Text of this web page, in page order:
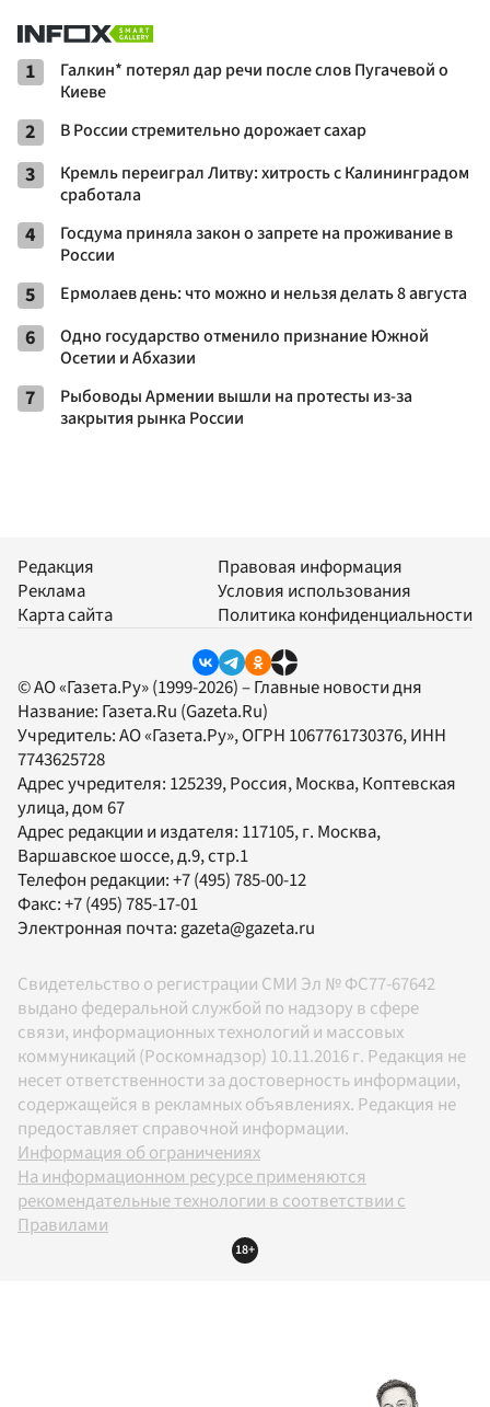
1
Галкин* потерял дар речи после слов Пугачевой о
Киеве
2 В России стремительно дорожает сахар
3
Кремль переиграл Литву: хитрость с Калининградом
сработала
4
Госдума приняла закон о запрете на проживание в
России
5 Ермолаев день: что можно и нельзя делать 8 августа
6
Одно государство отменило признание Южной
Осетии и Абхазии
7
Рыбоводы Армении вышли на протесты из-за
закрытия рынка России
Редакция
Реклама
Карта сайта
Правовая информация
Условия использования
Политика конфиденциальности
© АО «Газета.Ру» (1999-2026) – Главные новости дня
Название: Газета.Ru (Gazeta.Ru)
Учредитель:АО «Газета.Ру», ОГРН 1067761730376, ИНН
7743625728
Адрес учредителя: 125239, Россия, Москва, Коптевская
улица, дом 67
Адрес редакции и издателя: 117105, г. Москва,
Варшавское шоссе, д.9, стр.1
Телефон редакции:+7 (495) 785-00-12
Факс:+7 (495) 785-17-01
Электронная почта: gazeta@gazeta.ru
Свидетельство о регистрации СМИ Эл № ФС77-67642
выдано федеральной службой по надзору в сфере
связи, информационных технологий и массовых
коммуникаций (Роскомнадзор) 10.11.2016 г. Редакция не
несет ответственности за достоверность информации,
содержащейся в рекламных объявлениях. Редакция не
предоставляет справочной информации.
Информация об ограничениях
На информационном ресурсе применяются
рекомендательные технологии в соответствии с
Правилами
18+